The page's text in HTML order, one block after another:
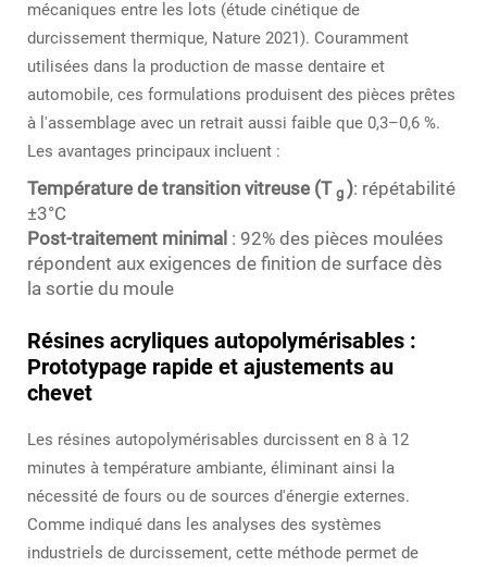
mécaniques entre les lots (étude cinétique de
durcissement thermique, Nature 2021). Couramment
utilisées dans la production de masse dentaire et
automobile, ces formulations produisent des pièces prêtes
à l'assemblage avec un retrait aussi faible que 0,3–0,6 %.
Les avantages principaux incluent :
Température de transition vitreuse (T g ): répétabilité
±3°C
Post-traitement minimal : 92% des pièces moulées
répondent aux exigences de finition de surface dès
la sortie du moule
Résines acryliques autopolymérisables :
Prototypage rapide et ajustements au
chevet
Les résines autopolymérisables durcissent en 8 à 12
minutes à température ambiante, éliminant ainsi la
nécessité de fours ou de sources d'énergie externes.
Comme indiqué dans les analyses des systèmes
industriels de durcissement, cette méthode permet de